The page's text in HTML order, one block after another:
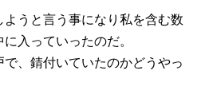
うと言う事になり私を含む数
入っていったのだ。
、錆付いていたのかどうやっ